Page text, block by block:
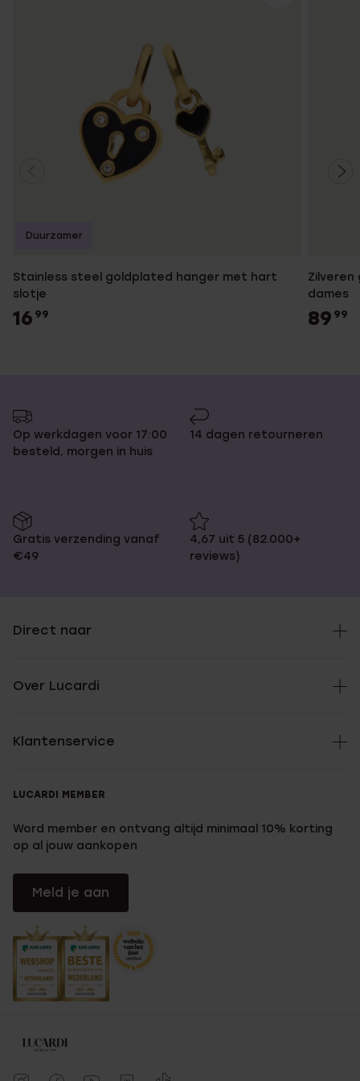
Stainless steel goldplated hanger met hart
slotje
16 99
Duurzamer
dames
89 99
Op werkdagen voor 17:00
besteld, morgen in huis
14 dagen retourneren
Gratis verzending vanaf
€49
4,67 uit 5 (82.000+
reviews)
Direct naar
Over Lucardi
Klantenservice
LUCARDI MEMBER
Word member en ontvang altijd minimaal 10% korting
op al jouw aankopen
Meld je aan